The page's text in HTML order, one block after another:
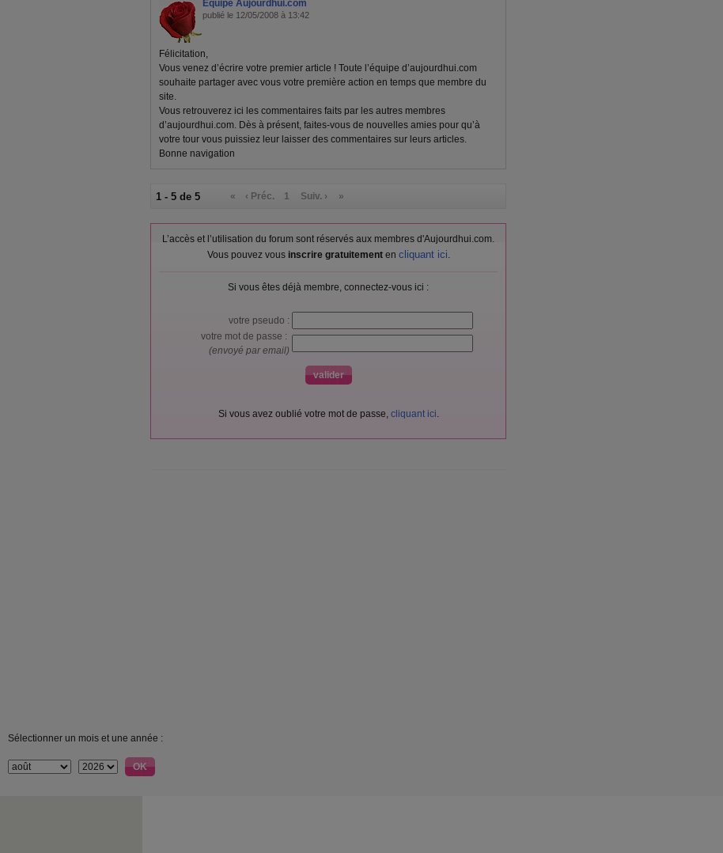
Equipe Aujourdhui.com
publié le 12/05/2008 à 13:42
Félicitation,
Vous venez d’écrire votre premier article ! Toute l’équipe d’aujourdhui.com
souhaite partager avec vous votre première action en temps que membre du
site.
Vous retrouverez ici les commentaires faits par les autres membres
d’aujourdhui.com. Dès à présent, faites-vous de nouvelles amies pour qu’à
votre tour vous puissiez leur laisser des commentaires sur leurs articles.
Bonne navigation
1 - 5 de 5 « ‹ Préc. 1 Suiv. › »
L’accès et l’utilisation du forum sont réservés aux membres d'Aujourdhui.com.
Vous pouvez vous inscrire gratuitementen cliquant ici.
Si vous êtes déjà membre, connectez-vous ici :
votre pseudo :
votre mot de passe :
(envoyé par email)
Si vous avez oublié votre mot de passe, cliquant ici.
Sélectionner un mois et une année :